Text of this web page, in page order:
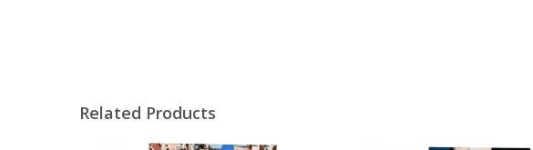
Related Products